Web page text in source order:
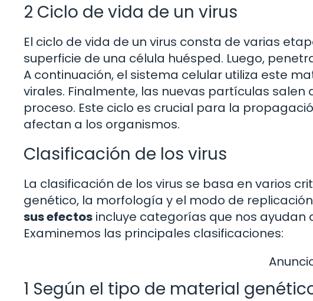
2 Ciclo de vida de un virus
El ciclo de vida de un virus consta de varias
superficie de una célula huésped. Luego,
A continuación, el sistema celular utiliza este
virales. Finalmente, las nuevas partículas
proceso. Este ciclo es crucial para la
afectan a los organismos.
Clasificación de los virus
La clasificación de los virus se basa en varios
genético, la morfología y el modo de
sus efectos incluye categorías que nos ayudan
Examinemos las principales clasificaciones:
1 Según el tipo de material